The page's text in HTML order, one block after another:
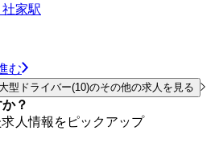
家駅
む
型ドライバー(10)のその他の求人を見る
？
人情報をピックアップ